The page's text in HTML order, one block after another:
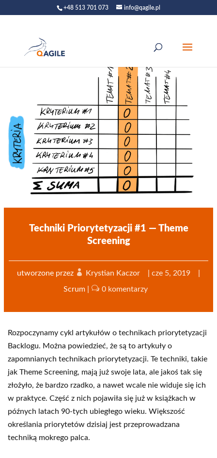
+48 513 701 073 info@qagile.pl
Techniki Priorytetyzacji #1 — Theme
Screening
utworzone przez Krystian Kaczor cze 5, 2019
Scrum 0 komentarzy
Rozpoczynamy cykl artykułów o technikach priorytetyzacji
Backlogu. Można powiedzieć, że są to artykuły o
zapomnianych technikach priorytetyzacji. Te techniki, takie
jak Theme Screening, mają już swoje lata, ale jakoś tak się
złożyło, że bardzo rzadko, a nawet wcale nie widuje się ich
w praktyce. Część z nich pojawiła się już w książkach w
późnych latach 90-tych ubiegłego wieku. Większość
określania priorytetów dzisiaj jest przeprowadzana
techniką mokrego palca.